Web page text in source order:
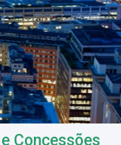
Concessões